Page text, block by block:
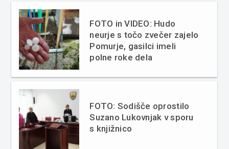
FOTO in VIDEO: Hudo
neurje s točo zvečer zajelo
Pomurje, gasilci imeli
polne roke dela
FOTO: Sodišče oprostilo
Suzano Lukovnjak v sporu
s knjižnico